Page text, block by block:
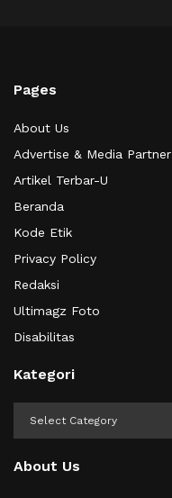
Pages
About Us
Advertise & Media Partner
Artikel Terbar-U
Beranda
Kode Etik
Privacy Policy
Redaksi
Ultimagz Foto
Disabilitas
Kategori
About Us